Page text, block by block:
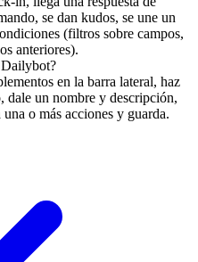
se dan kudos, se une un
(filtros sobre campos,
anteriores).
en la barra lateral, haz
dale un nombre y descripción,
o más acciones y guarda.